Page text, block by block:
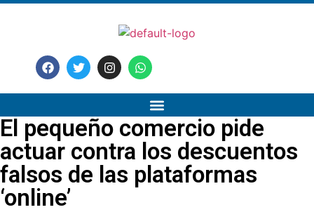
El pequeño comercio pide
actuar contra los descuentos
falsos de las plataformas
‘online’